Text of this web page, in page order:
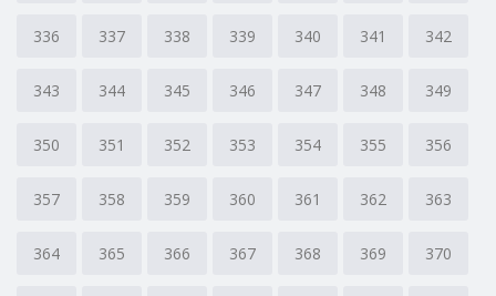
336 337 338 339 340 341 342
343 344 345 346 347 348 349
350 351 352 353 354 355 356
357 358 359 360 361 362 363
364 365 366 367 368 369 370